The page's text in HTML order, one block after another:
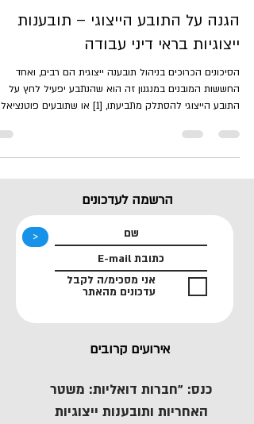
הגנה על התובע הייצוגי – תובענות
ייצוגיות בראי דיני עבודה
הסיכונים הכרוכים בניהול תובענה ייצוגית הם רבים, ואחד
החששות המובנים במנגנון זה הוא שהנתבע יפעיל לחץ על
התובע הייצוגי להסתלק מתביעתו, [1] או שתובעים
מספק לתובע הגנות ממשיות מפני התנכלות מצד הנתבע,
נוצר תמריץ שלילי להגשת תביעות. נייר העמדה עוסק בצורך
הרשמה לעדכונים
<
אני מסכימ/ה לקבל
עדכונים מהאתר
אירועים קרובים
כנס: "חברות דואליות: משטר
האחריות ותובענות ייצוגיות